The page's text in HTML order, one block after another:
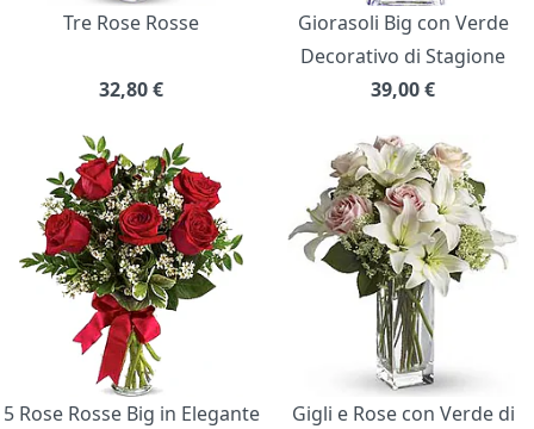
Tre Rose Rosse
32,80€
Giorasoli Big con Verde
Decorativo di Stagione
39,00€
5 Rose Rosse Big in Elegante
Gigli e Rose con Verde di